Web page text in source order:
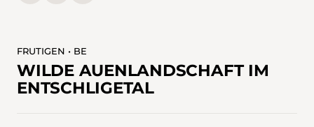
FRUTIGEN • BE
WILDE AUENLANDSCHAFT IM
ENTSCHLIGETAL